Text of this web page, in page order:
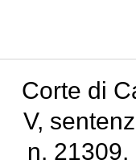
Corte di
V,
n.